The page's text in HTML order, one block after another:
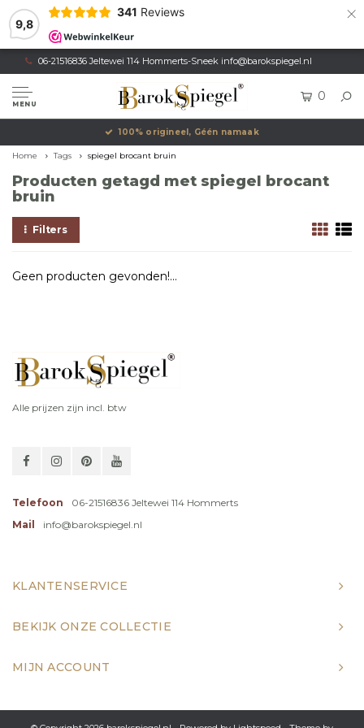
9,8
341 Reviews ×
06-21516836 Jeltewei 114 Hommerts-Sneek info@barokspiegel.nl
MENU
0
100% origineel, Géén namaak
Home Tags spiegel brocant bruin
Producten getagd met spiegel brocant
bruin
Filters
Geen producten gevonden!...
Alle prijzen zijn incl. btw
Telefoon
06-21516836 Jeltewei 114 Hommerts
Mail
info@barokspiegel.nl
KLANTENSERVICE
BEKIJK ONZE COLLECTIE
MIJN ACCOUNT